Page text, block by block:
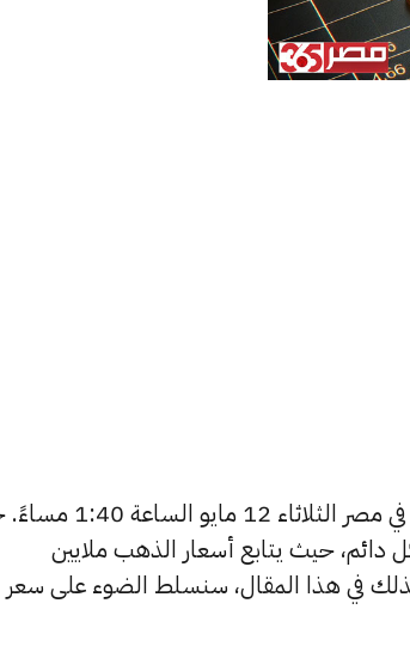
يتساءل العديد من الأشخاص عن أسعار الذهب اليوم في
دائم، حيث يتابع أسعار الذهب ملايين
في هذا المقال، سنسلط الضوء على سعر